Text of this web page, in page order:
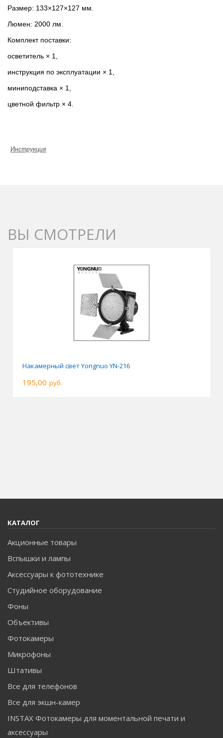
Размер: 133×127×127 мм.
Люмен: 2000 лм.
Комплект поставки:
осветитель × 1,
инструкция по эксплуатации × 1,
миниподставка × 1,
цветной фильтр × 4.
Инструкция
ВЫ СМОТРЕЛИ
Накамерный свет Yongnuo YN-216
195,00 руб.
КАТАЛОГ
Акционные товары
Вспышки и лампы
Аксессуары к фототехнике
Студийное оборудование
Фоны
Объективы
Фотокамеры
Микрофоны
Штативы
Все для телефонов
Все для экшн-камер
INSTAX Фотокамеры для моментальной печати и
аксессуары